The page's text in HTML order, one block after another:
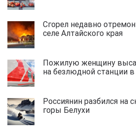
Сгорел недавно
селе Алтайского края
Пожилую женщину
на безлюдной станции в
Россиянин разбился на
горы Белухи